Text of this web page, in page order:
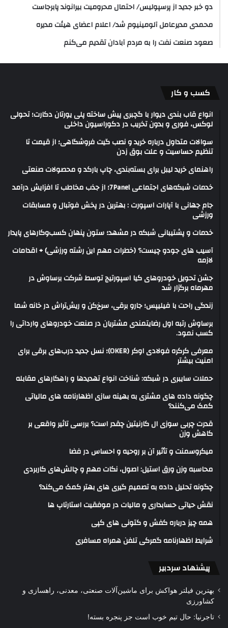
دو خبر جدید از پرسپولیس/ احتمال محرومیت بیرانوند پابرجاست
محمدی مدیرعامل آلومینیوم شد/ اعلام اعضای هیئت‌ مدیره
صعود صنعت نفت را به مردم آبادان تقدیم می‌کنم
کسب و کار
انواع قاب بندی دیوار با گچبری پیش ساخته پلی یورتان دکارت؛ تحولی
لوکس، فوری و بدون تخریب در دکوراسیون داخلی
سوالات متداول درباره خرید و نصب گیت فروشگاهی؛ از قیمت تا
تنظیم حساسیت و علت بوق زدن
راهنمای خرید لیبل برای بسته‌بندی، چاپ بارکد و محصولات صنعتی
خدمات شبکه‌های اجتماعی 7Panel؛ از جذب مخاطب تا افزایش درآمد
جام جهانی با آپارات اسپورت : بهترین در پخش فوتبال و مسابقات
ورزشی
خدمات و پشتیبانی شبکه در مشهد؛ ستون پنهان کسب‌وکارهای پایدار
آسیب های جودو چیست؟ (خطرات مهم این رشته ورزشی) + اقدامات
لازمه
جشن تحویل خودروهای کیا اسپورتیج توسط شرکت برساوش در
مهرماه برگزار شد
زندگی راحت با فیلیپس؛ جارو برقی، سرخ‌کن و ریش‌تراش در خانه شما
برساوش رتبه اول رضایتمندی مشتریان در صنعت خودروهای وارداتی را
کسب نمود.
معرفی کرکره فولادی اوکر (OKER)؛ نسل جدید درب‌های برقی برای
امنیت بیشتر
حملات سایبری در شبکه: شناخت انواع تهدیدها و راهکارهای مقابله
چگونه داده های مشتری به بهینه سازی اظهارنامه های مالیاتی
کمک می‌کنند؟
قدرت چربی سوزی ال کارنیتین چقدر است؟ بررسی تاثیر واقعی بر
کاهش وزن
میکروسمنت و تأثیر آن بر روحیه و احساس در فضا
محاسبه وزن ورق استیل: اصول، نکات مهم و چالش‌های کاربردی
چگونه تحلیل داده به تصمیم گیری های بهتر کمک می‌کند؟
نقش حیاتی حسابداری و مالیات در موفقیت استارتاپ ها
همه چیز درباره کفش و کتونی های کپی
شرایط اظهارنامه گمرکی تلفن همراه مسافری
پیشنهاد سردبیر
بهترین فیلتر هواکش برای ماشین‌آلات صنعتی، معدنی، راهسازی و
کشاورزی
تاجرنیا: حال تیم خوب است جز پنجره بسته!